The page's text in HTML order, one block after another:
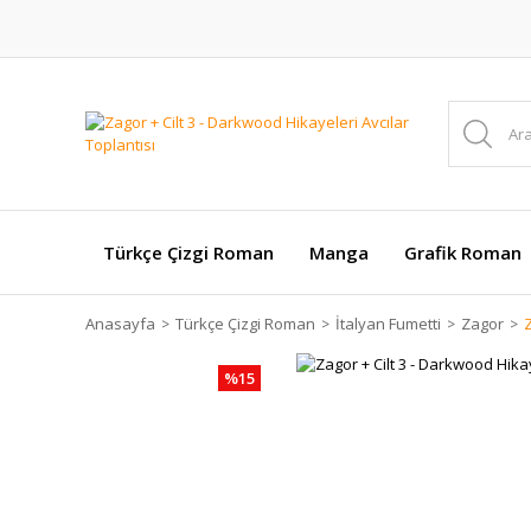
Türkçe Çizgi Roman Manga Grafik Roman
Anasayfa Türkçe Çizgi Roman İtalyan Fumetti Zagor
%15